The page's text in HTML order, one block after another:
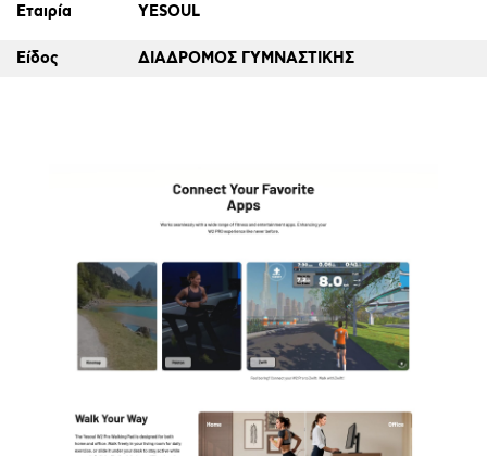
Εταιρία YESOUL
Είδος ΔΙΑΔΡΟΜΟΣ ΓΥΜΝΑΣΤΙΚΗΣ